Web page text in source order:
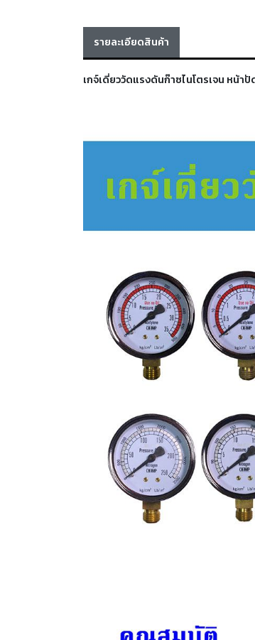
รายละเอียดสินค้า
เกจ์เดี่ยววัดแรงดันก๊าซไนโตรเจน หน้า